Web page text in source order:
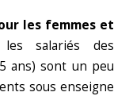
les femmes et
salariés des
ans) sont un peu
sous enseigne